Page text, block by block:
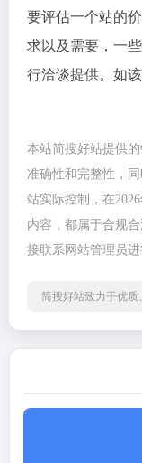
要评估一个站的
求以及需要，一
行洽谈提供。如
本站简搜好站提供
准确性和完整性，
站实际控制，在
内容，都属于合规
接联系网站管理员
简搜好站致力于优质